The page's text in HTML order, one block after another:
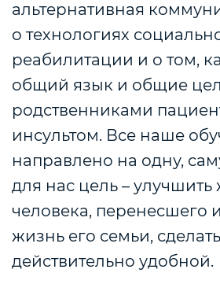
альтернативная
о технологиях
реабилитации и о том,
общий язык и общие
родственниками
инсультом. Все наше
направлено на одну,
для нас цель – улучшить
человека, перенесшего
жизнь его семьи,
действительно удобной.